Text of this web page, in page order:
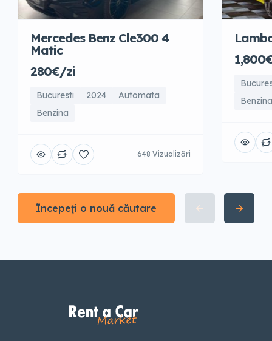
Mercedes Benz Cle300 4
Matic
280€/zi
Bucuresti 2024
Automata
Benzina
648 Vizualizări
Benzina
Începeți o nouă căutare